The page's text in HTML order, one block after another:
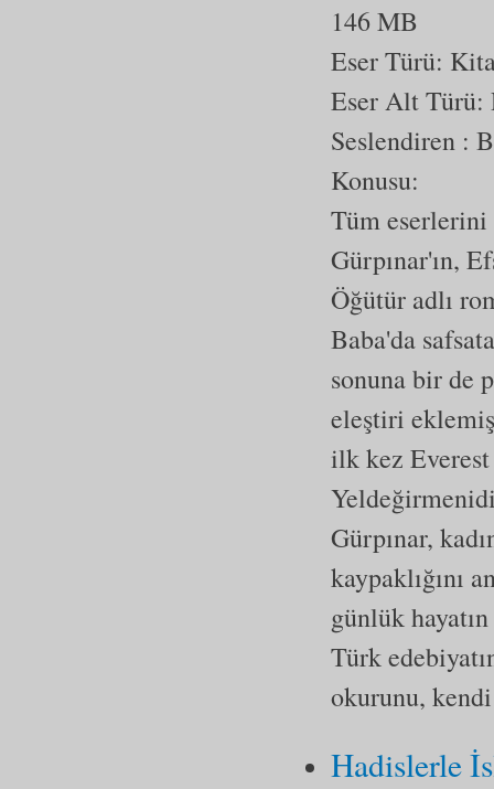
146 MB
Eser Türü:
Eser Alt Türü:
Seslendiren :
Konusu:
Tüm
Gürpınar'ın,
Öğütür adlı
Baba'da
sonuna bir de
eleştiri
ilk kez Everest
Gürpınar,
kaypaklığını
günlük
Türk
okurunu,
Hadislerle